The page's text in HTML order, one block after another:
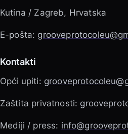
Kutina / Zagreb, Hrvatska
E-pošta:
Kontakti
Opći upiti:
Zaštita privatnosti:
Mediji / press: